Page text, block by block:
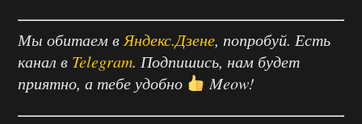
Мы обитаем вЯндекс.Дзене, попробуй. Есть
канал в Telegram. Подпишись, нам будет
приятно, а тебе удобно
Meow!